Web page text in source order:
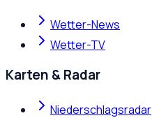
Wetter-News
Wetter-TV
Karten & Radar
Niederschlagsradar